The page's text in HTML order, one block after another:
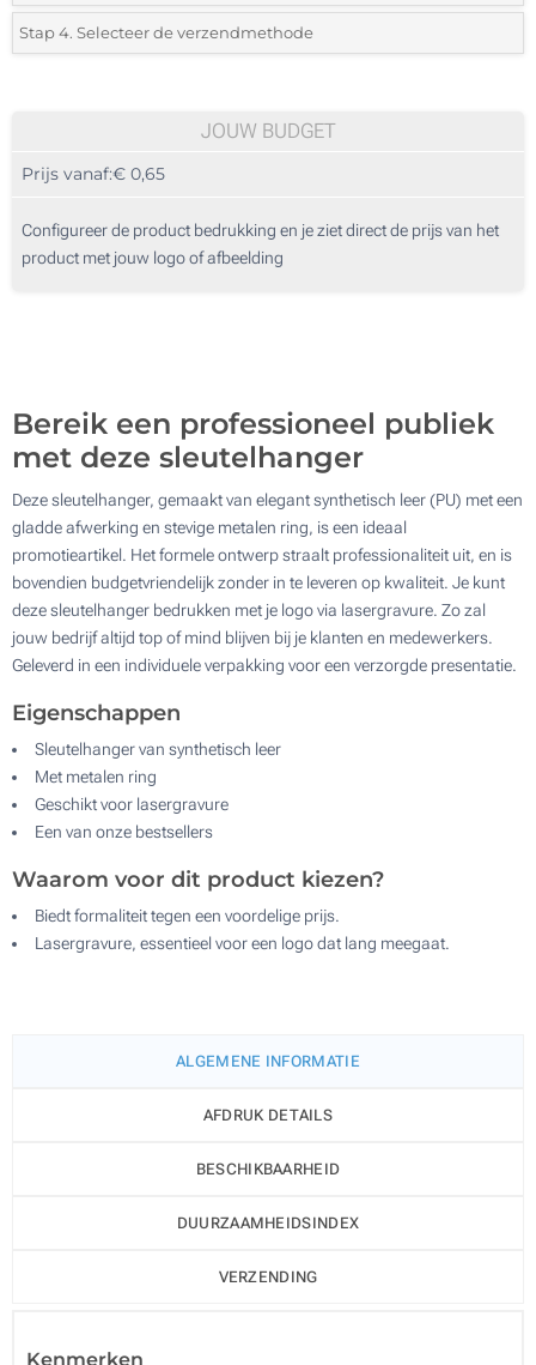
1 Kleur (Aan een kant)
*Selecteer uit de lijst of voeg het gewenste aantal in
50
250
Stap 4. Selecteer de verzendmethode
JOUW BUDGET
Prijs vanaf:€ 0,65
Configureer de product bedrukking en je ziet direct de prijs van het
product met jouw logo of afbeelding
Bereik een professioneel publiek
met deze sleutelhanger
Deze sleutelhanger, gemaakt van elegant synthetisch leer (PU) met een
gladde afwerking en stevige metalen ring, is een ideaal
promotieartikel. Het formele ontwerp straalt professionaliteit uit, en is
bovendien budgetvriendelijk zonder in te leveren op kwaliteit. Je kunt
deze sleutelhanger bedrukken met je logo via lasergravure. Zo zal
jouw bedrijf altijd top of mind blijven bij je klanten en medewerkers.
Geleverd in een individuele verpakking voor een verzorgde presentatie.
Eigenschappen
Sleutelhanger van synthetisch leer
Met metalen ring
Geschikt voor lasergravure
Een van onze bestsellers
Waarom voor dit product kiezen?
Biedt formaliteit tegen een voordelige prijs.
Lasergravure, essentieel voor een logo dat lang meegaat.
ALGEMENE INFORMATIE
AFDRUK DETAILS
BESCHIKBAARHEID
DUURZAAMHEIDSINDEX
VERZENDING
Kenmerken